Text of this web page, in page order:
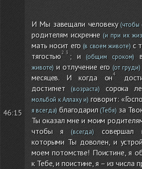
46:15
И Мы завещали человеку(чтобы
родителям искренне (и при их
мать носит его (в своем животе)с
тягостью
; и(общим сроком)
животе) и отлучение его (от груди)
месяцев. И когда он
достигнет (возраста) сорока
мольбой к Аллаху и) говорит:
я всегда) благодарил(Тебя)за
Ты оказал мне и моим
чтобы я (всегда) совершал
которыми Ты доволен, и
моем потомстве! Поистине, я
к Тебе, и поистине, я – из числа